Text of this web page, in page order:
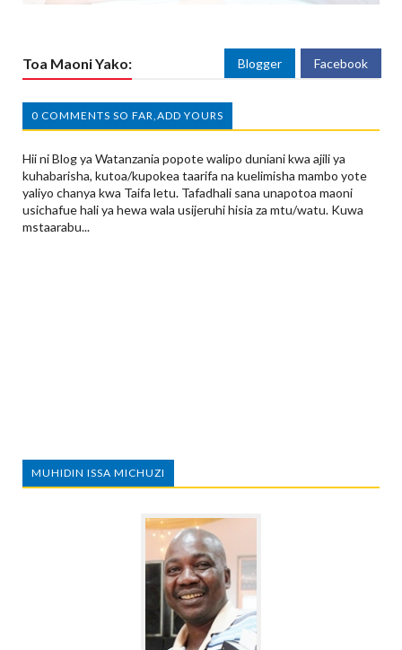
Toa Maoni Yako: Blogger Facebook
0 COMMENTS SO FAR,ADD YOURS
Hii ni Blog ya Watanzania popote walipo duniani kwa ajili ya
kuhabarisha, kutoa/kupokea taarifa na kuelimisha mambo yote
yaliyo chanya kwa Taifa letu. Tafadhali sana unapotoa maoni
usichafue hali ya hewa wala usijeruhi hisia za mtu/watu. Kuwa
mstaarabu...
MUHIDIN ISSA MICHUZI